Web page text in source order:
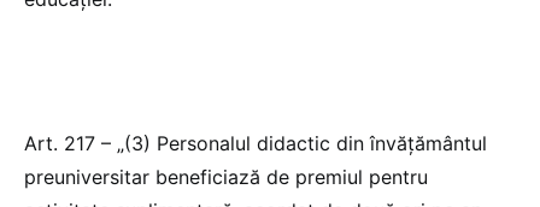
Art. 217 – „(3) Personalul didactic din învățământul
preuniversitar beneficiază de premiul pentru